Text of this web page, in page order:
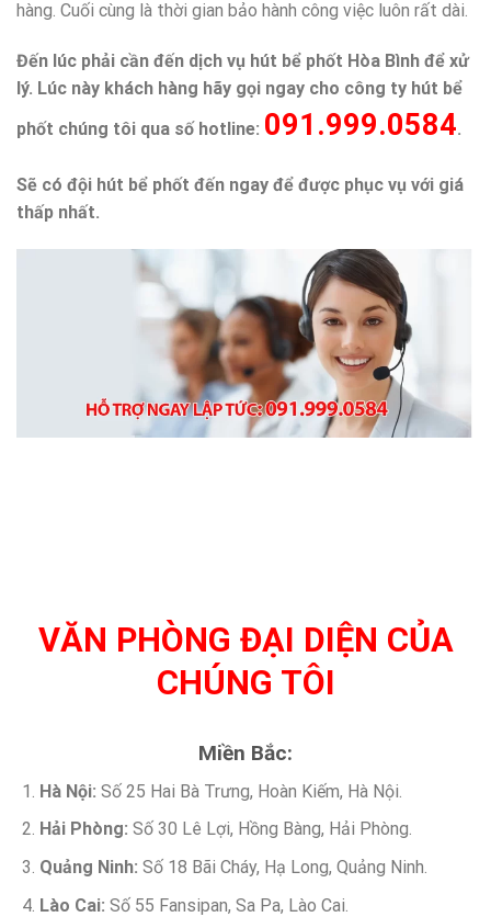
hàng. Cuối cùng là thời gian bảo hành công việc luôn rất dài.
Đến lúc phải cần đến dịch vụ hút bể phốt Hòa Bình để xử
lý. Lúc này khách hàng hãy gọi ngay cho công ty hút bể
phốt chúng tôi qua số hotline: 091.999.0584.
Sẽ có đội hút bể phốt đến ngay để được phục vụ với giá
thấp nhất.
VĂN PHÒNG ĐẠI DIỆN CỦA
CHÚNG TÔI
Miền Bắc:
Hà Nội: Số 25 Hai Bà Trưng, Hoàn Kiếm, Hà Nội.
Hải Phòng: Số 30 Lê Lợi, Hồng Bàng, Hải Phòng.
Quảng Ninh: Số 18 Bãi Cháy, Hạ Long, Quảng Ninh.
Lào Cai: Số 55 Fansipan, Sa Pa, Lào Cai.